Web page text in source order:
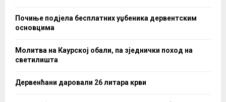
Почиње подјела бесплатних уџбеника дервентским
основцима
Молитва на Каурској обали, па зједнички поход на
светилишта
Дервенћани даровали 26 литара крви